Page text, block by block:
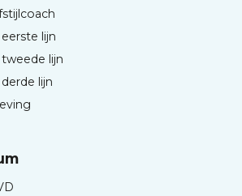
lijn
lijn
lijn